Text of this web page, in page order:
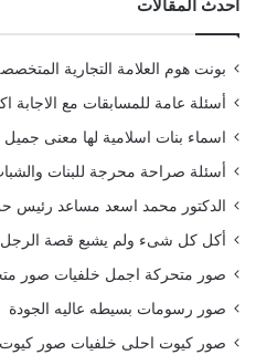
أحدث المقالات
بونت هوم العلامة التجارية
أسئلة عامة للمسابقات مع الاجابة اكثر من
اسماء بنات اسلامية لها معنى جميل
أسئلة صراحة محرجة للبنات والشباب
الدكتور محمد اسعد مساعد رئيس
أكل كل شىء ولم يشبع قصة الرجل
صور متحركة اجمل خلفيات صور
صور رسومات بسيطه عاليه الجودة
صور كيوت احلى خلفيات صور كيوت